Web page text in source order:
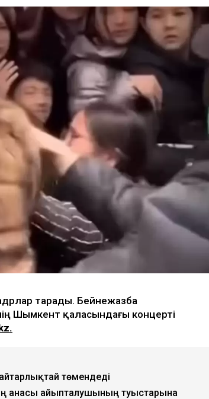
тарады. Бейнежазба
Шымкент қаласындағы концерті
төмендеді
анасы айыпталушының туыстарына